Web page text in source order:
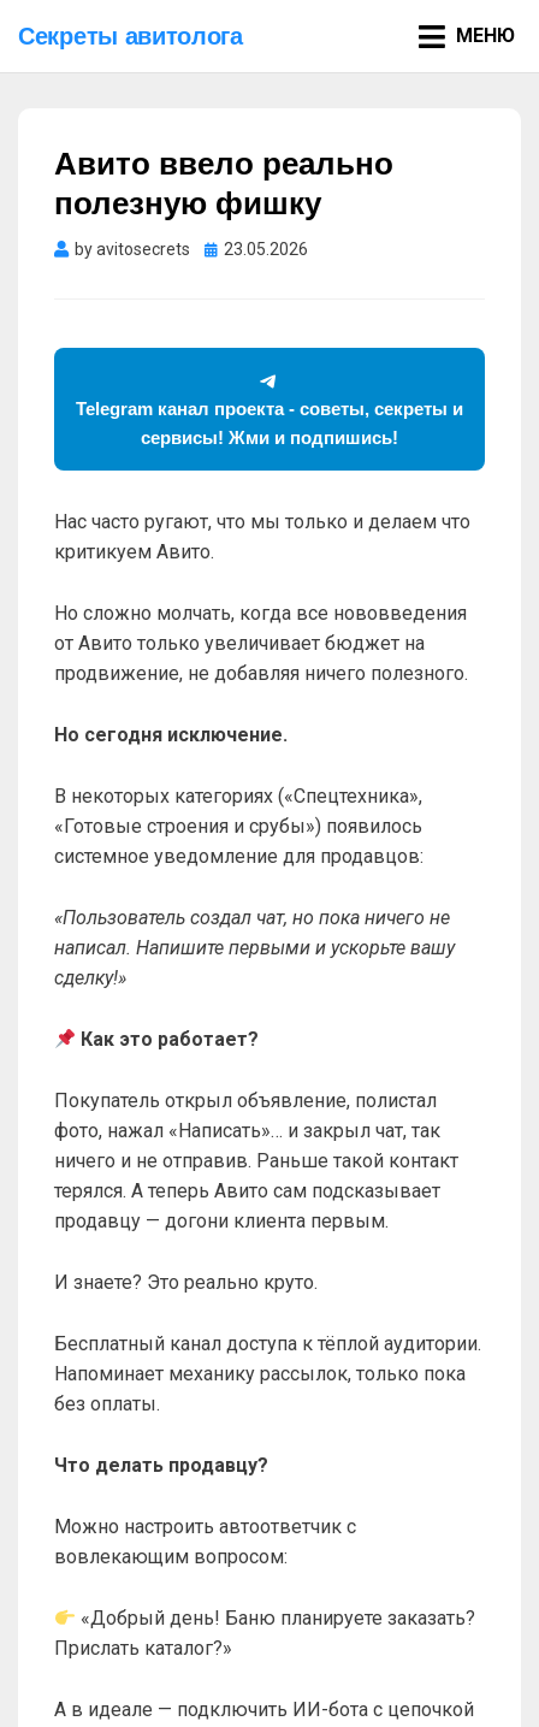
Секреты авитолога МЕНЮ
Авито ввело реально
полезную фишку
byavitosecrets Опубликовано
23.05.2026
Telegram канал проекта - советы, секреты и
сервисы! Жми и подпишись!
Нас часто ругают, что мы только и делаем что
критикуем Авито.
Но сложно молчать, когда все нововведения
от Авито только увеличивает бюджет на
продвижение, не добавляя ничего полезного.
Но сегодня исключение.
В некоторых категориях («Спецтехника»,
«Готовые строения и срубы») появилось
системное уведомление для продавцов:
«Пользователь создал чат, но пока ничего не
написал. Напишите первыми и ускорьте вашу
сделку!»
Как это работает?
Покупатель открыл объявление, полистал
фото, нажал «Написать»… и закрыл чат, так
ничего и не отправив. Раньше такой контакт
терялся. А теперь Авито сам подсказывает
продавцу — догони клиента первым.
И знаете? Это реально круто.
Бесплатный канал доступа к тёплой аудитории.
Напоминает механику рассылок, только пока
без оплаты.
Что делать продавцу?
Можно настроить автоответчик с
вовлекающим вопросом:
«Добрый день! Баню планируете заказать?
Прислать каталог?»
А в идеале — подключить ИИ-бота с цепочкой